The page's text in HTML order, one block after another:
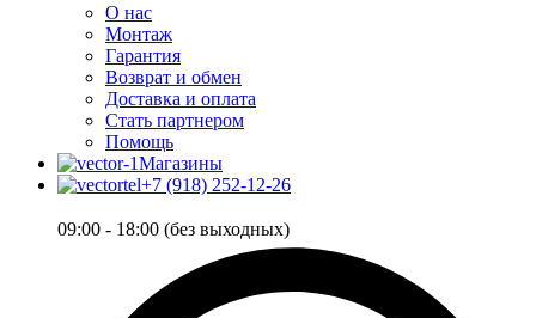
О нас
Монтаж
Гарантия
Возврат и обмен
Доставка и оплата
Стать партнером
Помощь
Магазины
+7 (918) 252-12-26
09:00 - 18:00 (без выходных)